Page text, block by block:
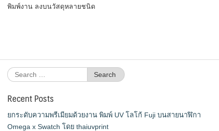
พิมพ์งาน ลงบนวัสดุหลายชนิด
Search
for:
Recent Posts
ยกระดับความพรีเมียมด้วยงาน พิมพ์ UV โลโก้ Fuji บนสายนาฬิกา
Omega x Swatch โดย thaiuvprint